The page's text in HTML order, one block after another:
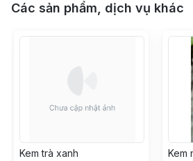
Các sản phẩm, dịch vụ khác
Kem trà xanh Kem